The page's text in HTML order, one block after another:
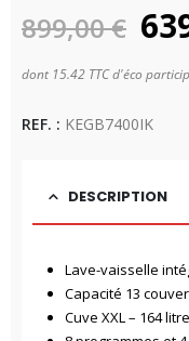
899,00€ Le
dont 15.42 TTC d'éco
REF. : KEGB7400IK
DESCRIPTION
Lave-vaisselle
Capacité 13
Cuve XXL – 164